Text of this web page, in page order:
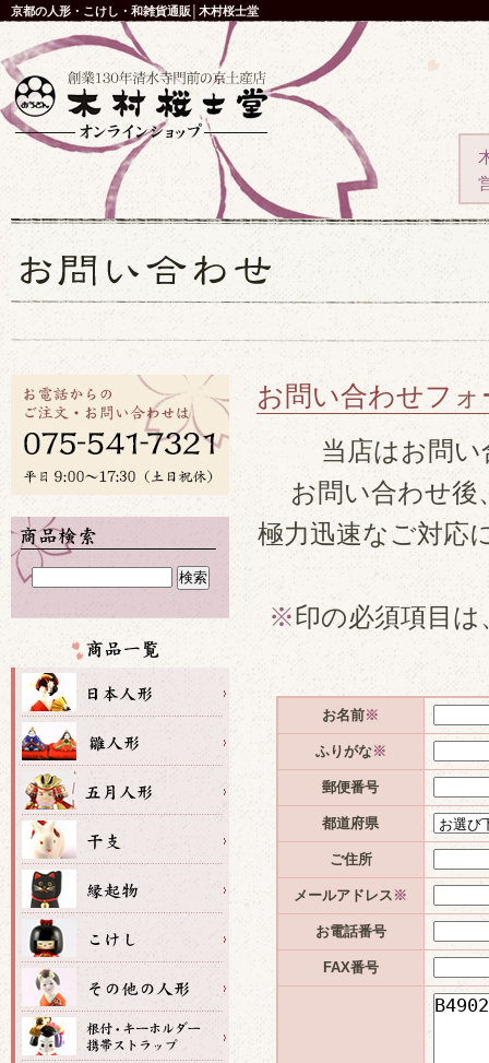
京都の人形・こけし・和雑貨通販│木村桜士堂
お問い合わせフォ
当店はお問
お問い合わせ後
極力迅速なご対応
※印の必須項目
お名前※
ふりがな※
郵便番号
都道府県
ご住所
メールアドレス ※
お電話番号
FAX番号